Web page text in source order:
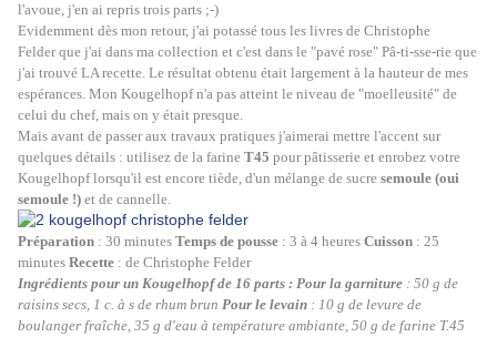
l'avoue, j'en ai repris trois parts ;-)
Evidemment dès mon retour, j'ai potassé tous les livres de Christophe
Felderque j'ai dans ma collection et c'est dans le "pavé rose" Pâ-ti-sse-rie que
j'ai trouvé LA recette. Le résultat obtenu était largement à la hauteur de mes
espérances. Mon Kougelhopf n'a pas atteint le niveau de "moelleusité" de
celui du chef, mais on y était presque.
Mais avant de passer aux travaux pratiques j'aimerai mettre l'accent sur
quelques détails : utilisez de la farine T45 pour pâtisserie et enrobez votre
Kougelhopflorsqu'il est encore tiède, d'un mélange de sucre semoule (oui
semoule !) et de cannelle.
Préparation : 30 minutes Temps de pousse : 3 à 4 heures Cuisson : 25
minutes Recette : de Christophe Felder
Ingrédients pour un Kougelhopf de 16 parts : Pour la garniture : 50 g de
raisins secs, 1 c. à s de rhum brun Pour le levain : 10 g de levure de
boulanger fraîche, 35 g d'eau à température ambiante, 50 g de farine T.45